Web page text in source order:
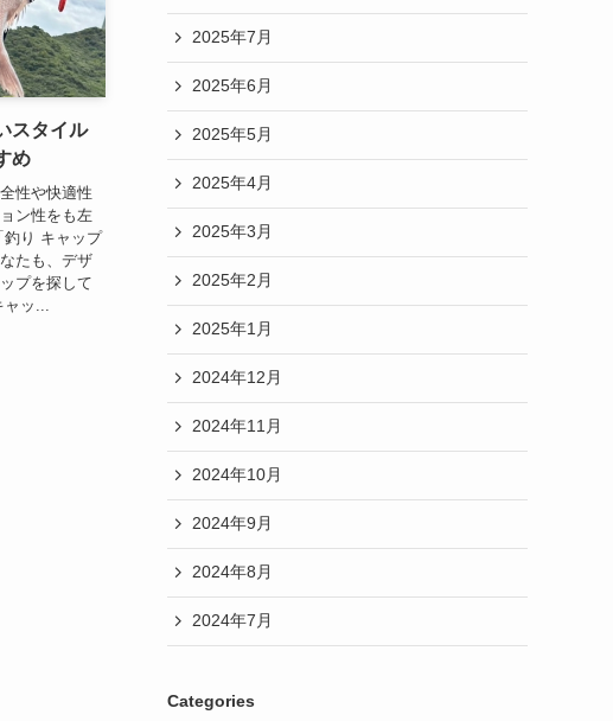
スタイル
め
性や快適性
ン性をも左
釣り キャップ
たも、デザ
プを探して
ッ...
2025年7月
2025年6月
2025年5月
2025年4月
2025年3月
2025年2月
2025年1月
2024年12月
2024年11月
2024年10月
2024年9月
2024年8月
2024年7月
Categories